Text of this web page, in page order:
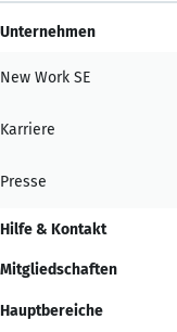
Unternehmen
New Work SE
Karriere
Presse
Hilfe & Kontakt
Mitgliedschaften
Hauptbereiche